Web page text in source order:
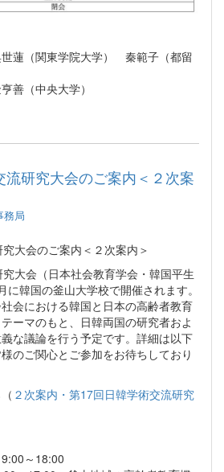
蓮（関東学院大学） 秦範子（都留
善（中央大学）
研究大会のご案内＜２次案
務局
大会のご案内＜２次案内＞
大会（日本社会教育学会・韓国平生
韓国の釜山大学校で開催されます。
会における韓国と日本の高齢者教育
ーマのもと、日韓両国の研究者およ
な議論を行う予定です。詳細は以下
のご関心とご参加をお待ちしており
２次案内・第17回日韓学術交流研究
～18:00